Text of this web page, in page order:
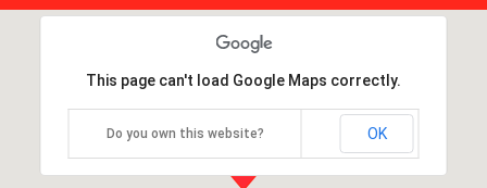
This page can't load Google Maps correctly.
Do you own this website? OK